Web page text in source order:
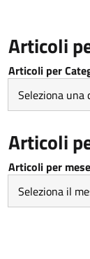
Articoli
Articoli per
Articoli
Articoli per mese